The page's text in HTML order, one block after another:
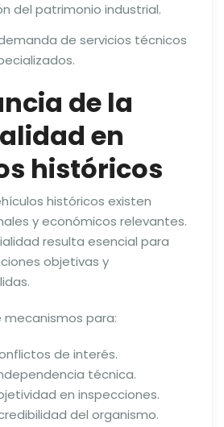
del patrimonio industrial.
de servicios técnicos
de la
en
históricos
históricos existen
y económicos relevantes.
resulta esencial para
objetivas y
mecanismos para:
de interés.
técnica.
en inspecciones.
del organismo.